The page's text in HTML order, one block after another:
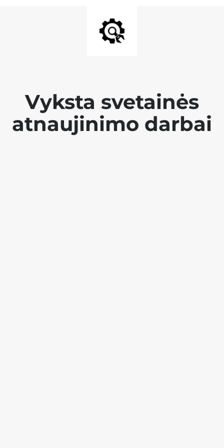
Vyksta svetainės
atnaujinimo darbai